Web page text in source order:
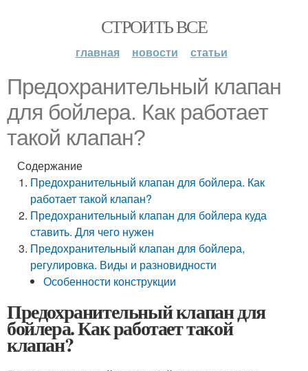
СТРОИТЬ ВСЕ
главная новости статьи
Предохранительный клапан
для бойлера. Как работает
такой клапан?
Содержание
Предохранительный клапан для бойлера. Как
работает такой клапан?
Предохранительный клапан для бойлера куда
ставить. Для чего нужен
Предохранительный клапан для бойлера,
регулировка. Виды и разновидности
Особенности конструкции
Предохранительный клапан для
бойлера. Как работает такой
клапан?